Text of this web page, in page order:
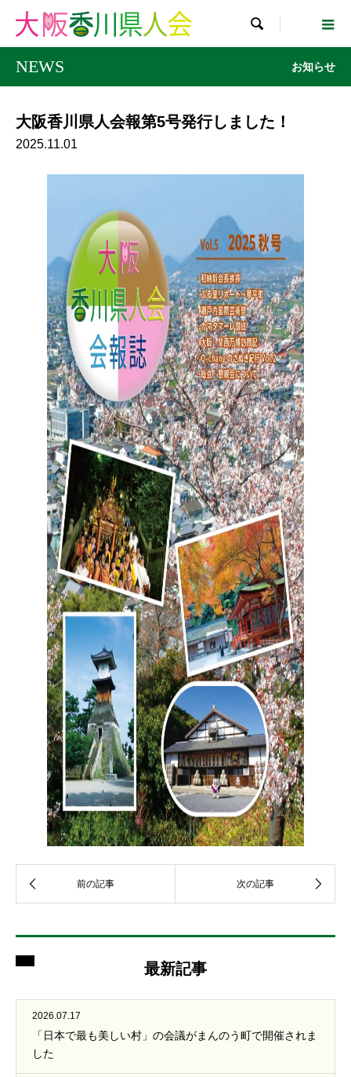

NEWS お知らせ
大阪香川県人会報第5号発行しました！
2025.11.01
最新記事
2026.07.17
「日本で最も美しい村」の会議がまんのう町で開催されま
した